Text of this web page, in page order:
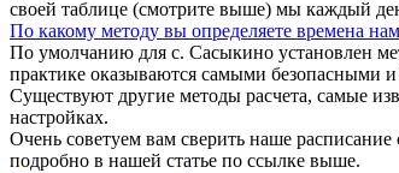
своей таблице (смотрите выше) мы каждый
По какому методу вы определяете времена
По умолчанию для с. Сасыкино установлен
практике оказываются самыми безопасными
Существуют другие методы расчета,
настройках.
Очень советуем вам сверить наше
подробно в нашей статье по ссылке выше.